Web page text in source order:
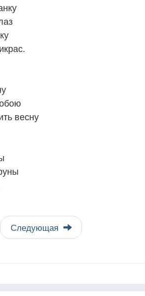
весну
Следующая